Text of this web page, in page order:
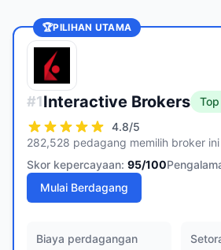
🏆PILIHAN UTAMA
#1Interactive Brokers
4.8/5
282,528 pedagang memilih broker ini
Skor kepercayaan: 95/100
Mulai Berdagang
Biaya perdagangan